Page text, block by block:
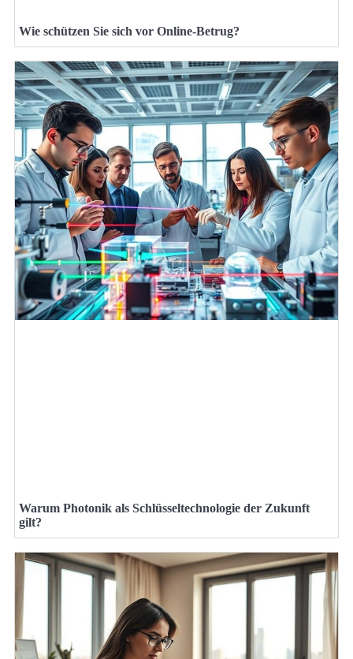
Wie schützen Sie sich vor Online-Betrug?
Warum Photonik als Schlüsseltechnologie der Zukunft
gilt?